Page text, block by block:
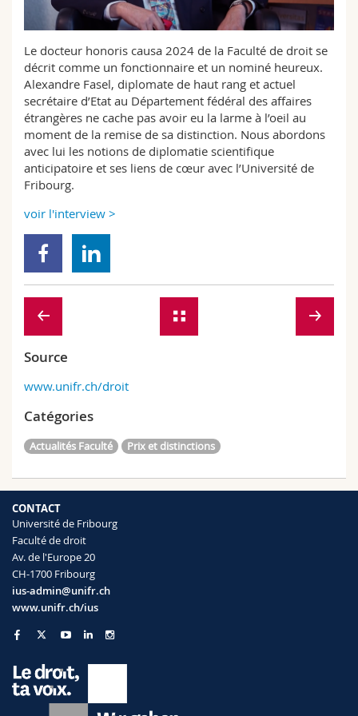
Sciences et médecine
Interfacultaire
Collaborateurs
Doctorants
Webmail
Programme des cours
MyUnifr
Le docteur honoris causa 2024 de la Faculté de droit se
décrit comme un fonctionnaire et un nominé heureux.
Alexandre Fasel, diplomate de haut rang et actuel
secrétaire d’Etat au Département fédéral des affaires
étrangères ne cache pas avoir eu la larme à l’oeil au
moment de la remise de sa distinction. Nous abordons
avec lui les notions de diplomatie scientifique
anticipatoire et ses liens de cœur avec l’Université de
Fribourg.
voir l'interview >
Source
www.unifr.ch/droit
Catégories
Actualités Faculté Prix et distinctions
CONTACT
Université de Fribourg
Faculté de droit
Av. de l'Europe 20
CH-1700 Fribourg
ius-admin@unifr.ch
www.unifr.ch/ius